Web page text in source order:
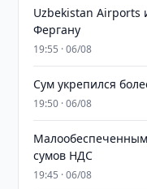
Uzbekistan Airports
Фергану
19:55 · 06/08
Сум укрепился
19:50 · 06/08
сумов НДС
19:45 · 06/08